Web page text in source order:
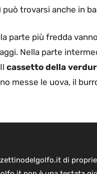
può trovarsi anche in
parte più fredda
Nella parte
cassetto della
messe le uova, il
di